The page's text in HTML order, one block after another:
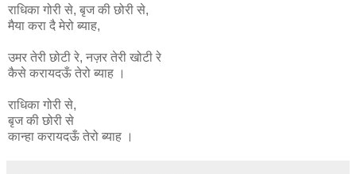
राधिका गोरी से, बृजकी छोरी से,
मैया करा दै मेरो ब्याह,
उमर तेरी छोटी रे, नज़र तेरी खोटी रे
कैसे करायदऊँ तेरो ब्याह ।
राधिका गोरी से,
बृज की छोरी से
कान्हा करायदऊँ तेरो ब्याह ।